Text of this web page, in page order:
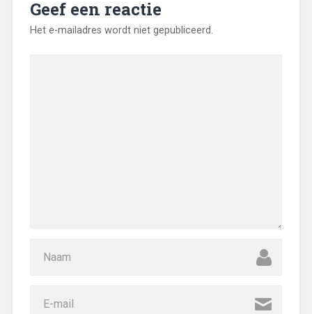
Geef een reactie
Het e-mailadres wordt niet gepubliceerd.